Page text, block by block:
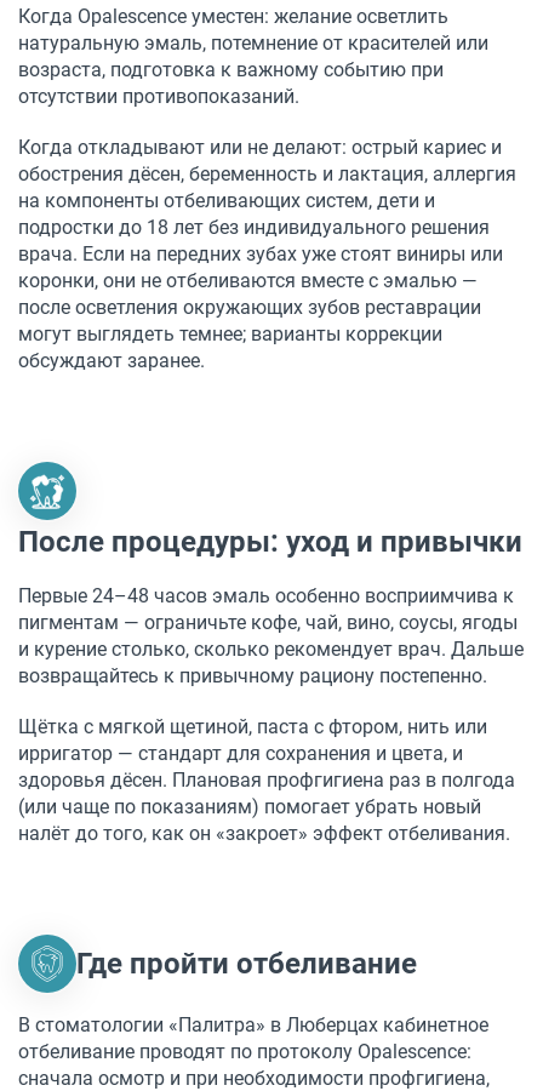
Когда Opalescence уместен: желание осветлить
натуральную эмаль, потемнение от красителей или
возраста, подготовка к важному событию при
отсутствии противопоказаний.
Когда откладывают или не делают: острый кариес и
обострения дёсен, беременность и лактация, аллергия
на компоненты отбеливающих систем, дети и
подростки до 18 лет без индивидуального решения
врача. Если на передних зубах уже стоят виниры или
коронки, они не отбеливаются вместе с эмалью —
после осветления окружающих зубов реставрации
могут выглядеть темнее; варианты коррекции
обсуждают заранее.
После процедуры: уход и привычки
Первые 24–48 часов эмаль особенно восприимчива к
пигментам — ограничьте кофе, чай, вино, соусы, ягоды
и курение столько, сколько рекомендует врач. Дальше
возвращайтесь к привычному рациону постепенно.
Щётка с мягкой щетиной, паста с фтором, нить или
ирригатор — стандарт для сохранения и цвета, и
здоровья дёсен. Плановая профгигиена раз в полгода
(или чаще по показаниям) помогает убрать новый
налёт до того, как он «закроет» эффект отбеливания.
Где пройти отбеливание
В стоматологии «Палитра» в Люберцах кабинетное
отбеливание проводят по протоколу Opalescence:
сначала осмотр и при необходимости профгигиена,